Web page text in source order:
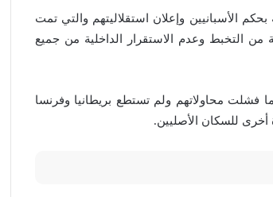
الأسبانيين وإعلان استقلاليتهم والتي تمت
لحالة من التخبط وعدم الاستقرار الداخلية من جميع
فشلت محاولاتهم ولم تستطع بريطانيا وفرنسا
للسكان الأصليين.